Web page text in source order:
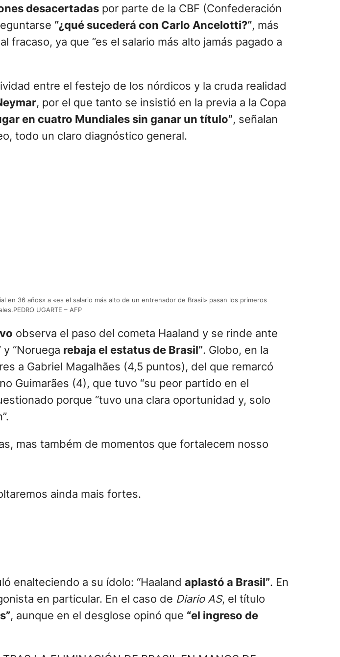
desacertadas por parte de la CBF (Confederación
“¿qué sucederá con Carlo Ancelotti?“, más
fracaso, ya que ”es el salario más alto jamás pagado a
entre el festejo de los nórdicos y la cruda realidad
, por el que tanto se insistió en la previa a la Copa
en cuatro Mundiales sin ganar un título”, señalan
todo un claro diagnóstico general.
36 años» a «es el salario más alto de un entrenador de Brasil» pasan los primeros
UGARTE – AFP
observa el paso del cometa Haaland y se rinde ante
“Noruega rebaja el estatus de Brasil”. Globo, en la
a Gabriel Magalhães (4,5 puntos), del que remarcó
Guimarães (4), que tuvo “su peor partido en el
porque “tuvo una clara oportunidad y, solo
mas também de momentos que fortalecem nosso
ainda mais fortes.
enalteciendo a su ídolo: “Haaland aplastó a Brasil”. En
en particular. En el caso de Diario AS, el título
, aunque en el desglose opinó que “el ingreso de